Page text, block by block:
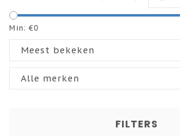
Min: €0
Meest bekeken
Alle merken
FILTERS